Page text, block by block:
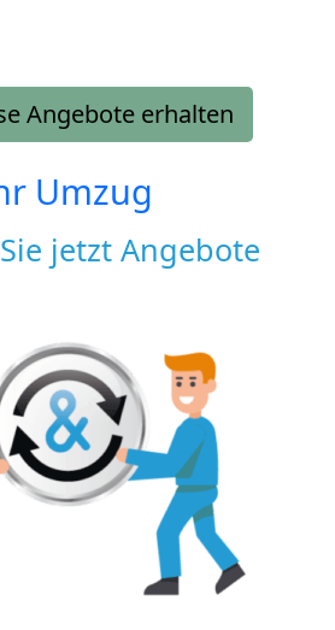
Angebote erhalten
Umzug
jetzt Angebote